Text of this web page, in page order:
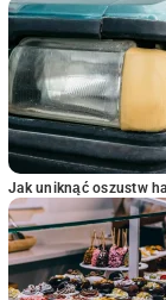
Jak uniknąć oszustw